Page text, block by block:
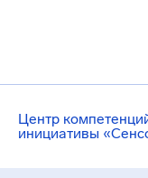
Центр
инициативы